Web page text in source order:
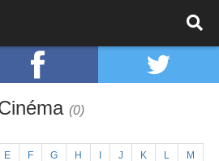
(0)
E F G H J K L M